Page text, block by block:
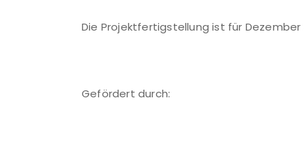
Die Projektfertigstellung ist für Dezember
Gefördert durch: